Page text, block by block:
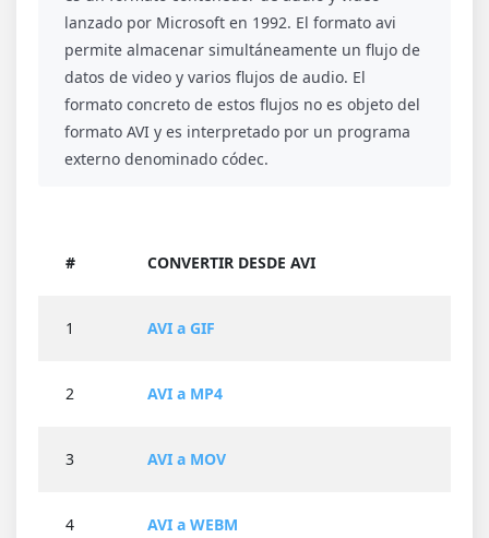
lanzado por Microsoft en 1992. El formato avi
permite almacenar simultáneamente un flujo de
datos de video y varios flujos de audio. El
formato concreto de estos flujos no es objeto del
formato AVI y es interpretado por un programa
externo denominado códec.
# CONVERTIR DESDE AVI
1 AVI a GIF
2 AVI a MP4
3 AVI a MOV
4 AVI a WEBM